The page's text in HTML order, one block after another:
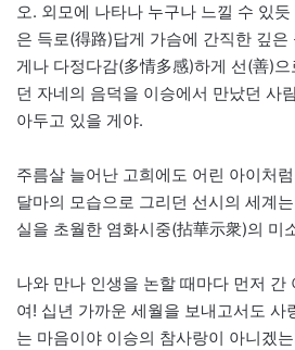
오. 외모에 나타나 누구나 느낄 수 있
은 득로(得路)답게 가슴에 간직한 깊은
게나 다정다감(多情多感)하게 선(善)
던 자네의 음덕을 이승에서 만났던 사
아두고 있을 게야.
주름살 늘어난 고희에도 어린 아이처
달마의 모습으로 그리던 선시의 세계
실을 초월한 염화시중(拈華示衆)의 미
나와 만나 인생을 논할 때마다 먼저 간
여! 십년 가까운 세월을 보내고서도 사
는 마음이야 이승의 참사랑이 아니겠